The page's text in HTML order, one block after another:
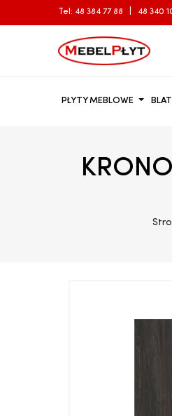
Tel: 48 384 77 88 48 340
PŁYTY MEBLOWE